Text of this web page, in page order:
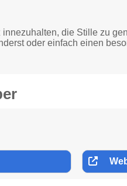
die Stille zu
oder einfach einen